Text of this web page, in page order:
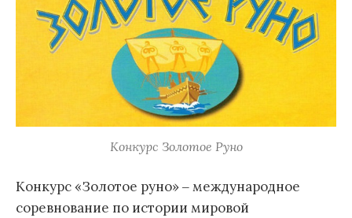
Конкурс Золотое Руно
Конкурс «Золотое руно» ‒ международное
соревнование по истории мировой